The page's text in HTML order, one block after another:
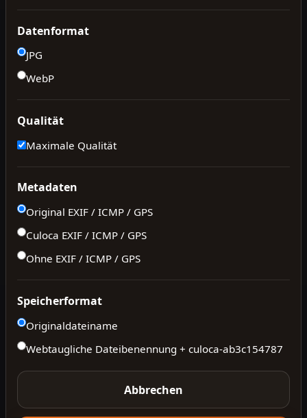
Datenformat
JPG
WebP
Qualität
Maximale Qualität
Metadaten
Original EXIF / ICMP / GPS
Culoca EXIF / ICMP / GPS
Ohne EXIF / ICMP / GPS
Speicherformat
Originaldateiname
Webtaugliche Dateibenennung + culoca-ab3c154787
Abbrechen